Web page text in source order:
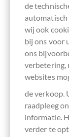
Labooko
de
automatisch
wij ook
bij ons voor
ons
verbetering,
websites
de verkoop.
raadpleeg
informatie.
verder te